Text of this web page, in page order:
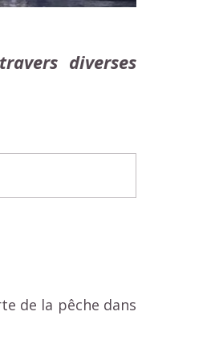
diverses
de la pêche dans